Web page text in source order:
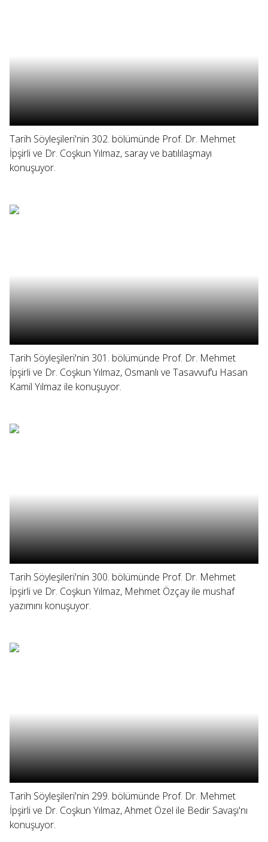
Tarih Söyleşileri'nin 302. bölümünde Prof. Dr. Mehmet
İpşirli ve Dr. Coşkun Yılmaz, saray ve batılılaşmayı
konuşuyor.
Tarih Söyleşileri'nin 301. bölümünde Prof. Dr. Mehmet
İpşirli ve Dr. Coşkun Yılmaz, Osmanlı ve Tasavvuf’u Hasan
Kamil Yılmaz ile konuşuyor.
Tarih Söyleşileri'nin 300. bölümünde Prof. Dr. Mehmet
İpşirli ve Dr. Coşkun Yılmaz, Mehmet Özçay ile mushaf
yazımını konuşuyor.
Tarih Söyleşileri'nin 299. bölümünde Prof. Dr. Mehmet
İpşirli ve Dr. Coşkun Yılmaz, Ahmet Özel ile Bedir Savaşı'nı
konuşuyor.